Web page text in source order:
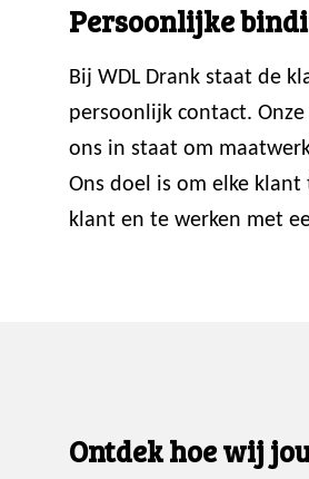
Persoonlijke
Bij WDL Drank staat de
persoonlijk contact.
ons in staat om
Ons doel is om elke
klant en te werken met
Ontdek hoe wij